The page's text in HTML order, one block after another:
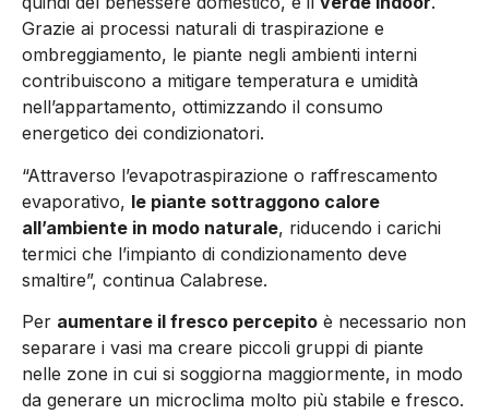
Grazie ai processi naturali di traspirazione e
ombreggiamento, le piante negli ambienti interni
contribuiscono a mitigare temperatura e umidità
nell’appartamento, ottimizzando il consumo
energetico dei condizionatori.
“Attraverso l’evapotraspirazione o raffrescamento
evaporativo, le piante sottraggono calore
all’ambiente in modo naturale, riducendo i carichi
termici che l’impianto di condizionamento deve
smaltire”, continua Calabrese.
Per aumentare il fresco percepito è necessario non
separare i vasi ma creare piccoli gruppi di piante
nelle zone in cui si soggiorna maggiormente, in modo
da generare un microclima molto più stabile e fresco.